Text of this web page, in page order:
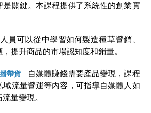
是關鍵。本課程提供了系統性的創業實
員可以從中學習如何製造種草營銷、
提升商品的市場認知度和銷量。
帶貨
自媒體賺錢需要產品變現，課程
域流量營運等內容，可指導自媒體人如
量變現。